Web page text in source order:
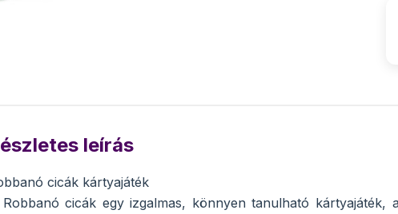
leírás
cicák kártyajáték
cicák egy izgalmas, könnyen tanulható